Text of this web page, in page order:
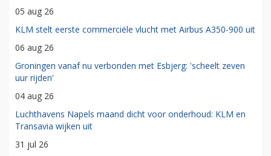
05 aug 26
KLM stelt eerste commerciële vlucht met Airbus A350-900 uit
06 aug 26
Groningen vanaf nu verbonden met Esbjerg: 'scheelt zeven
uur rijden'
04 aug 26
Luchthavens Napels maand dicht voor onderhoud: KLM en
Transavia wijken uit
31 jul 26